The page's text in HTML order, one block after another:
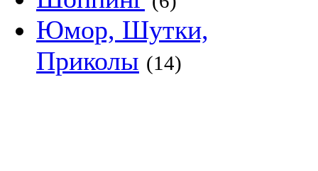
Юмор, Шутки,
Приколы (14)